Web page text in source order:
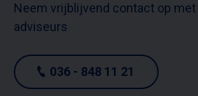
Neem vrijblijvend contact op met
adviseurs
036 - 848 11 21